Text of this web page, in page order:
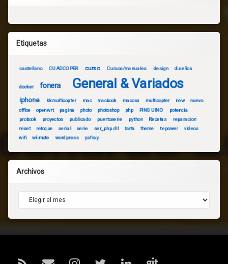
Etiquetas
castellano CUADCOPER curso Cursos/manuales design diseños
docker fonera General & Variados
iphone kkmulticopter mac macbook macosx multicopter new
nuevo
office
openwrt pagina photo photoshop php PINGUINO
potencia
probook
proyectos publicado puertoserie python Recetas
reparacion
reset
retoque serial serie ser_php.dll tarta theme tx-power
videos
wifi
wiimote wordpress yafray
Archivos
Archivos